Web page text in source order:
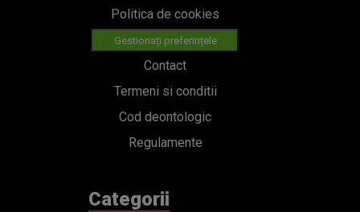
Politica de cookies
Gestionați preferințele
Contact
Termeni si conditii
Cod deontologic
Regulamente
Categorii